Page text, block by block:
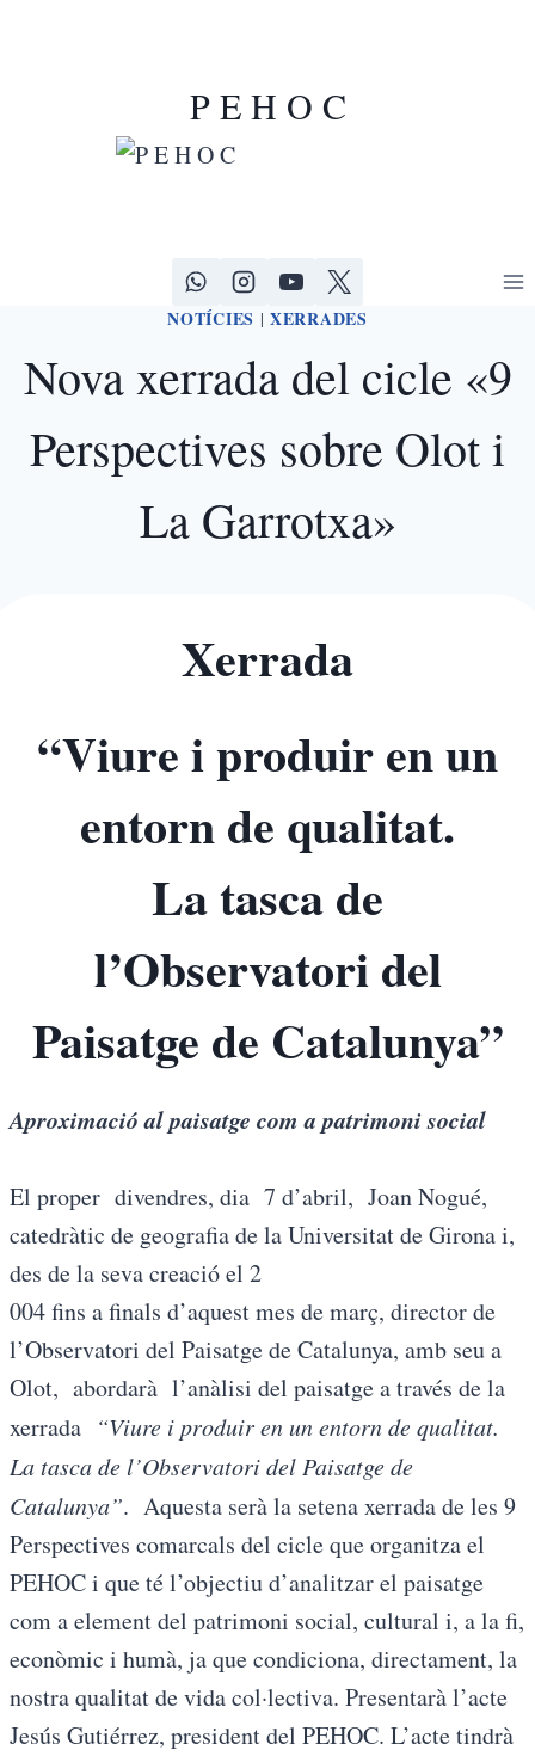
P E H O C
NOTÍCIES |XERRADES
Nova xerrada del cicle «9
Perspectives sobre Olot i
La Garrotxa»
Xerrada
“Viure i produir en un
entorn de qualitat.
La tasca de
l’Observatori del
Paisatge de Catalunya”
Aproximació al paisatge com a patrimoni social
El proper divendres, dia 7 d’abril, Joan Nogué,
catedràtic de geografia de la Universitat de Girona i,
des de la seva creació el 2
004 fins a finals d’aquest mes de març, director de
l’Observatori del Paisatge de Catalunya, amb seu a
Olot, abordarà l’anàlisi del paisatge a través de la
xerrada “Viure i produir en un entorn de qualitat.
La tasca de l’Observatori del Paisatge de
Catalunya”. Aquesta serà la setena xerrada de les 9
Perspectives comarcals del cicle que organitza el
PEHOC i que té l’objectiu d’analitzar el paisatge
com a element del patrimoni social, cultural i, a la fi,
econòmic i humà, ja que condiciona, directament, la
nostra qualitat de vida col·lectiva. Presentarà l’acte
Jesús Gutiérrez, president del PEHOC. L’acte tindrà